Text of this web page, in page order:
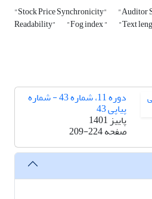
"Stock Price Synchronicity" "Auditor
Readability" "Fog index " "Text
دوره 11، شماره 43 - شماره
پیاپی 43
پاییز 1401
صفحه209-224